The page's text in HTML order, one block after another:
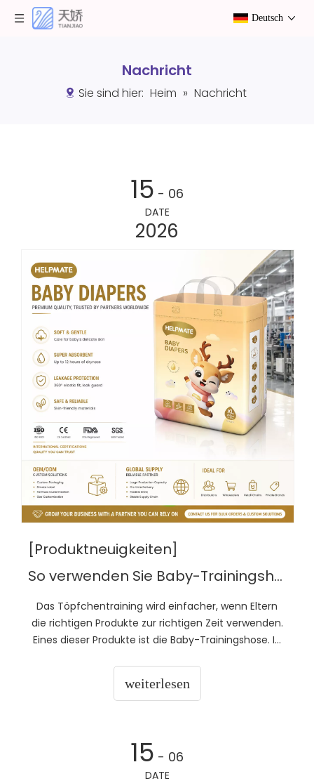
Deutsch
Nachricht
Sie sind hier: Heim » Nachricht
15 - 06
DATE
2026
[Produktneuigkeiten]
So verwenden Sie Baby-Trainingshosen
Das Töpfchentraining wird einfacher, wenn Eltern
die richtigen Produkte zur richtigen Zeit verwenden.
Eines dieser Produkte ist die Baby-Trainingshose. In
haben, welche Fehler häufig auftreten und welche
weiterlesen
15 - 06
DATE